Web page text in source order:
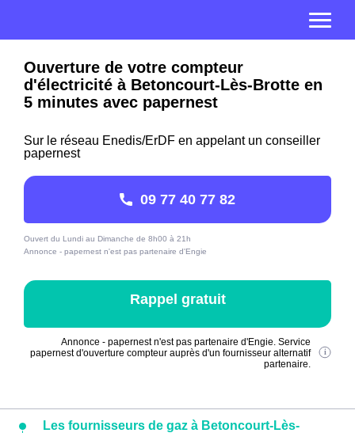
Ouverture de votre compteur
d'électricité à Betoncourt-Lès-Brotte en
5 minutes avec papernest
Sur le réseau Enedis/ErDF en appelant un conseiller
papernest
09 77 40 77 82
Ouvert du Lundi au Dimanche de 8h00 à 21h
Annonce - papernest n'est pas partenaire d'Engie
Rappel gratuit
Annonce - papernest n'est pas partenaire d'Engie. Service
papernest d'ouverture compteur auprès d'un fournisseur alternatif
partenaire.
Les fournisseurs de gaz à Betoncourt-Lès-